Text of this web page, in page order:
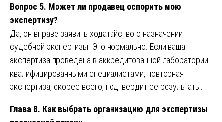
Вопрос 5. Может ли продавец оспорить мою
экспертизу?
Да, он вправе заявить ходатайство о назначении
судебной экспертизы. Это нормально. Если ваша
экспертиза проведена в аккредитованной лаборатории
квалифицированными специалистами, повторная
экспертиза, скорее всего, подтвердит её результаты.
Глава 8. Как выбрать организацию для экспертизы